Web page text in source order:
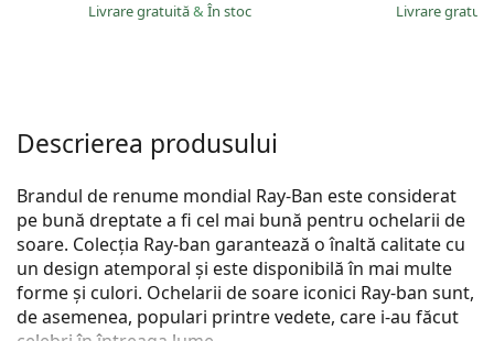
Livrare gratuită& În stoc Livrare
Descrierea produsului
Brandul de renume mondial Ray-Ban este considerat
pe bună dreptate a fi cel mai bună pentru ochelarii de
soare. Colecția Ray-ban garantează o înaltă calitate cu
un design atemporal și este disponibilă în mai multe
forme și culori. Ochelarii de soare iconici Ray-ban sunt,
de asemenea, populari printre vedete, care i-au făcut